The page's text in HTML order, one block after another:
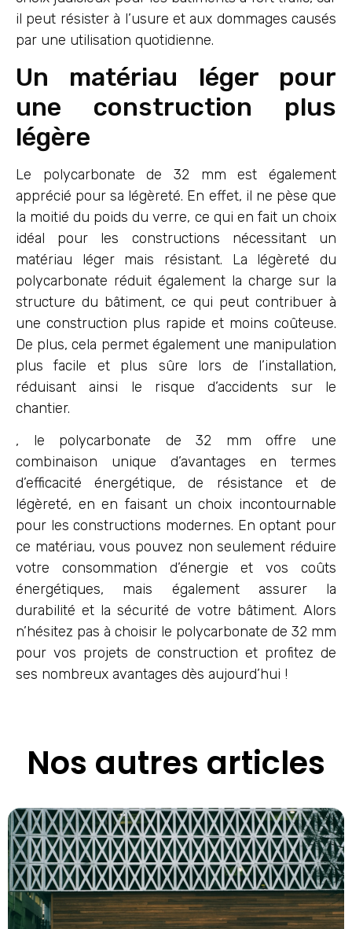
il peut résister à l’usure et aux dommages causés
par une utilisation quotidienne.
Un matériau léger pour
une construction plus
légère
Le polycarbonate de 32 mm est également
apprécié pour sa légèreté. En effet, il ne pèse que
la moitié du poids du verre, ce qui en fait un choix
idéal pour les constructions nécessitant un
matériau léger mais résistant. La légèreté du
polycarbonate réduit également la charge sur la
structure du bâtiment, ce qui peut contribuer à
une construction plus rapide et moins coûteuse.
De plus, cela permet également une manipulation
plus facile et plus sûre lors de l’installation,
réduisant ainsi le risque d’accidents sur le
chantier.
, le polycarbonate de 32 mm offre une
combinaison unique d’avantages en termes
d’efficacité énergétique, de résistance et de
légèreté, en en faisant un choix incontournable
pour les constructions modernes. En optant pour
ce matériau, vous pouvez non seulement réduire
votre consommation d’énergie et vos coûts
énergétiques, mais également assurer la
durabilité et la sécurité de votre bâtiment. Alors
n’hésitez pas à choisir le polycarbonate de 32 mm
pour vos projets de construction et profitez de
ses nombreux avantages dès aujourd’hui !
Nos autres articles